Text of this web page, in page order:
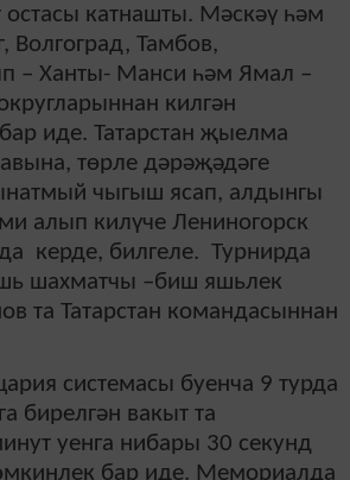
катнашты. Мәскәү һәм
Волгоград, Тамбов,
– Ханты- Манси һәм Ямал –
килгән
иде. Татарстан җыелма
төрле дәрәҗәдәге
чыгыш ясап, алдынгы
алып килүче Лениногорск
керде, билгеле. Турнирда
шахматчы –биш яшьлек
та Татарстан командасыннан
системасы буенча 9 турда
бирелгән вакыт та
уенга нибары 30 секунд
бар иде. Мемориалда